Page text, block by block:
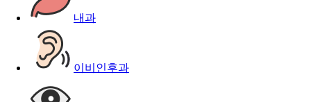
내과
이비인후과